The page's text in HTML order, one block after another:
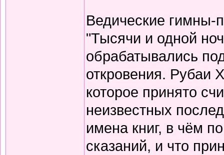
Ведические гимны-
"Тысячи и одной
обрабатывались
откровения. Рубаи
которое принято
неизвестных
имена книг, в чём
сказаний, и что